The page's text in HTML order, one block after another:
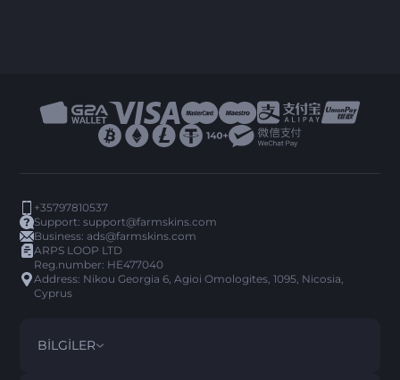
+35797810537
Support:support@farmskins.com
Business:ads@farmskins.com
ARPS LOOP LTD
Reg.number: HE477040
Address: Nikou Georgia 6, Agioi Omologites, 1095, Nicosia,
Cyprus
BILGILER